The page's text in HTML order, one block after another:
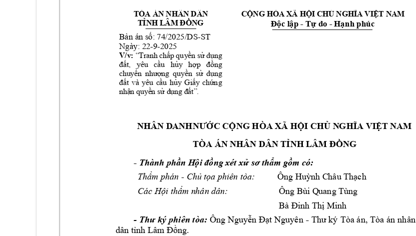
TÒA ÁN NHÂN DÂN
TỈNH LÂM ĐỒNG
Bản án số: 74/2025/DS-ST
Ngày: 22-9-2025
V/v: “Tranh chấp quyền sử dụng
đất, yêu cầu hủy hợp
đồng
chuyển nhượng quyền sử dụng
đất và yêu cầu hủy Giấy chứng
nhận quyền sử dụng đất”.
CỘNG HÒA XÃ HỘI CHỦ NGHĨA VIỆT NAM
Độc lập - Tự do - Hạnh phúc
NHÂN DANHNƯỚC CỘNG HÒA XÃ HỘI CHỦ NGHĨA VIỆT NAM
TÒA ÁN NHÂN DÂN TỈNH LÂM ĐỒNG
- Thành phần Hội đồng xét xử sơ thẩm gồm có:
Thẩm phán - Chủ tọa phiên tòa: Ông Huỳnh Châu Thạch
Các Hội thẩm nhân dân: Ông Bùi Quang Tùng
Bà Đinh Thị Minh
- Thư ký phiên tòa: Ông Nguyễn Đạt Nguyên - Thư k Ta án, Ta án nhân
dân tnh Lâm Đồng.